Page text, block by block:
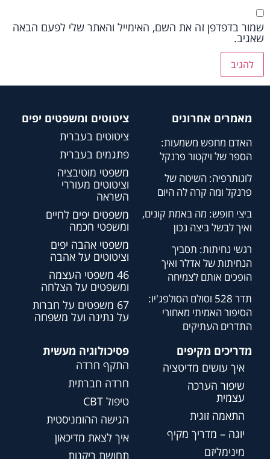
שמור בדפדפן זה את השם, האימייל והאתר שלי לפעם הבאה
שאגיב.
מאמרים אחרונים
האדם מחפש משמעות:
הספר של ויקטור פרנקל
לוגותרפיה: השיטה של
פרנקל ומה קרה לה היום
ביצי חופש: מה באמת קונים,
ואיך לבשל ביצה נכון
רגשי נחיתות: תסביך
הנחיתות של אדלר ואיך
הופכים אותם לצמיחה
תדר 528 וסולם הסולפג'יו:
הסיפור האמיתי מאחורי
התדרים העתיקים
ציטוטים ומשפטים יפים
ציטוטים בעברית
פתגמים בעברית
משפטי מוטיבציה
וציטוטים מעוררי
השראה
משפטים יפים לחיים
ומשפטי חכמה
משפטי אהבה יפים
וציטוטים על אהבה
46 משפטי העצמה
ומשפטים על הצלחה
67 משפטים על חברות
על נתינה ועל משפחה
מדריכים מקיפים
איך עושים מדיטציה
שיפור הערכה
עצמית
התאמה זוגית
יוגה – מדריך מקיף
מינימליזם
פסיכולוגיה מעשית
התקף חרדה
חרדה חברתית
טיפול CBT
הגישה ההומניסטית
איך לצאת מדיכאון
תחושת ריקנות